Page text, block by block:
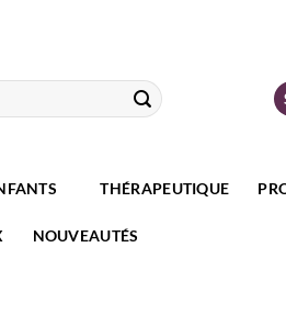
THÉRAPEUTIQUE
NOUVEAUTÉS